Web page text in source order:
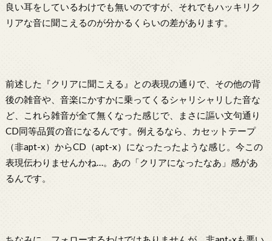
良い耳をしているわけでも無いのですが、それでもハッキリク
リアな音に聞こえるのが分かるくらいの差があります。
前述した『クリアに聞こえる』との表現の通りで、その他の背
後の雑音や、音楽にかすかに乗ってくるシャリシャリした音な
ど、これら雑音が全て無くなった感じで、まさに謳い文句通り
CD同等品質の音になるんです。例えるなら、カセットテープ
（非apt-x）からCD（apt-x）になったったような感じ。今この
表現伝わりませんかね…。あの「クリアになったなあ」感があ
るんです。